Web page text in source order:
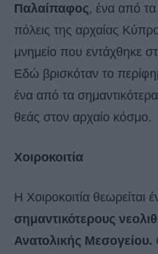
Παλαίπαφος, ένα από τα
πόλεις της αρχαίας
μνημείο που εντάχθηκε
Εδώ βρισκόταν το
ένα από τα
θεάς στον αρχαίο κόσμο.
Χοιροκοιτία
Η Χοιροκοιτία θεωρείται
σημαντικότερους
Ανατολικής Μεσογείου.